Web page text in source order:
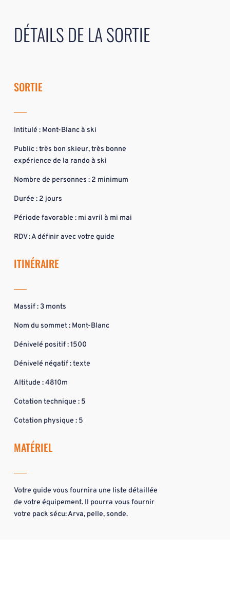
DÉTAILS DE LA SORTIE
SORTIE
Intitulé : Mont-Blanc à ski
Public : très bon skieur, très bonne
expérience de la rando à ski
Nombre de personnes : 2 minimum
Durée : 2 jours
Période favorable : mi avril à mi mai
RDV : A définir avec votre guide
ITINÉRAIRE
Massif : 3 monts
Nom du sommet : Mont-Blanc
Dénivelé positif : 1500
Dénivelé négatif : texte
Altitude : 4810m
Cotation technique : 5
Cotation physique : 5
MATÉRIEL
Votre guide vous fournira une liste détaillée
de votre équipement. Il pourra vous fournir
votre pack sécu: Arva, pelle, sonde.